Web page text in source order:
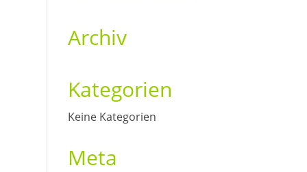
Archiv
Kategorien
Keine Kategorien
Meta